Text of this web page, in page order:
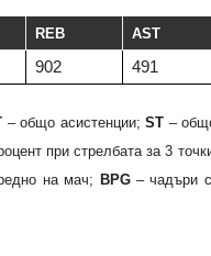
REB AST
902 491
– общо асистенции; ST –
при стрелбата за 3
на мач; BPG– чадъри